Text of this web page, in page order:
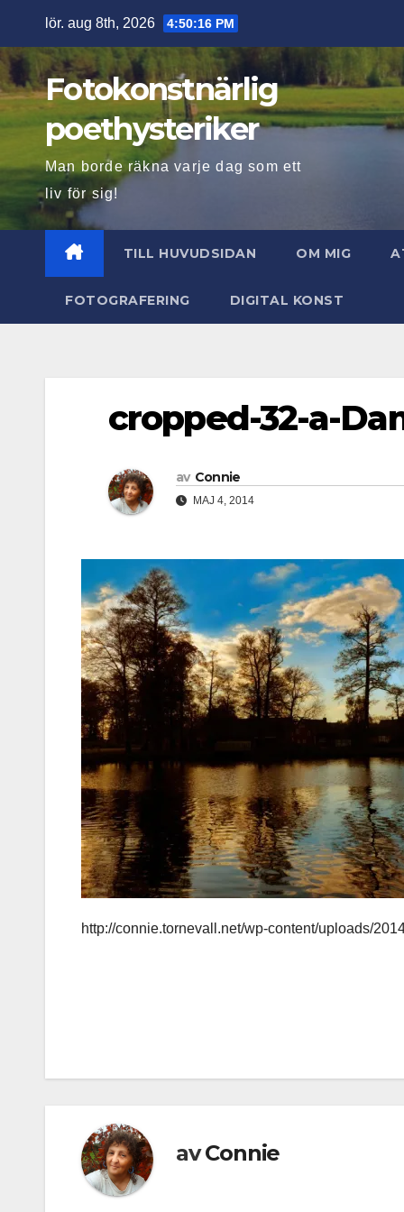
innehåll
lör. aug 8th, 2026 4:50:18 PM
Fotokonstnärlig
poethysteriker
Man borde räkna varje dag som ett
liv för sig!
TILL HUVUDSIDAN OM MIG
FOTOGRAFERING DIGITAL KONST
cropped-32-a-
av Connie
MAJ 4, 2014
http://connie.tornevall.net/wp-content/uploads/
avConnie